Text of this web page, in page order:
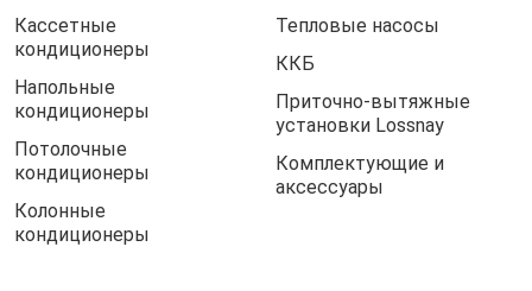
Кассетные
кондиционеры
Напольные
кондиционеры
Потолочные
кондиционеры
Колонные
кондиционеры
Тепловые насосы
ККБ
Приточно-вытяжные
установки Lossnay
Комплектующие и
аксессуары